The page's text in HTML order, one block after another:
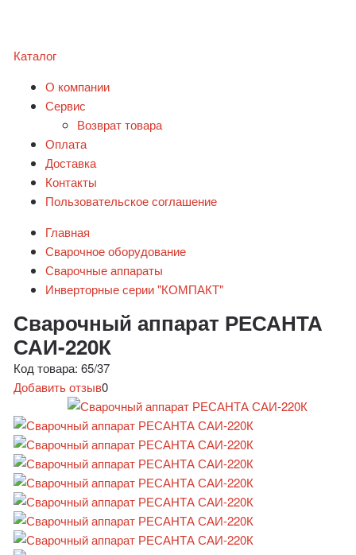
Каталог
О компании
Сервис
Возврат товара
Оплата
Доставка
Контакты
Пользовательское соглашение
Главная
Сварочное оборудование
Сварочные аппараты
Инверторные серии "КОМПАКТ"
Сварочный аппарат РЕСАНТА
САИ-220К
Код товара: 65/37
Добавить отзыв0